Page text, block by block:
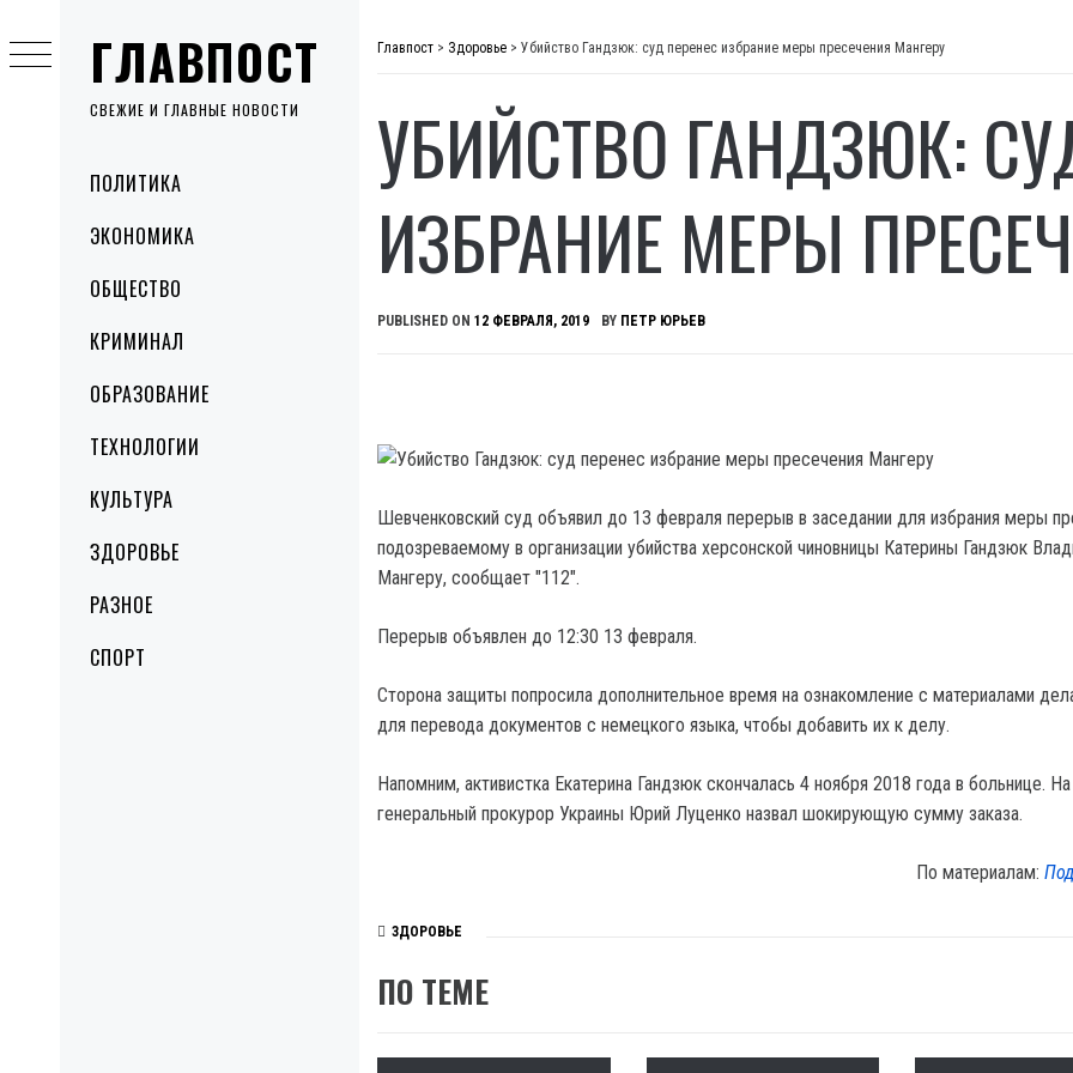
ГЛАВПОСТ
СВЕЖИЕ И ГЛАВНЫЕ НОВОСТИ
MenuПОЛИТИКА
ЭКОНОМИКА
ОБЩЕСТВО
КРИМИНАЛ
ОБРАЗОВАНИЕ
ТЕХНОЛОГИИ
КУЛЬТУРА
ЗДОРОВЬЕ
РАЗНОЕ
СПОРТ
to
content
Главпост > Здоровье > Убийство Гандзюк: суд перенес избрание меры пресечения Мангеру
УБИЙСТВО ГАНДЗЮК:
ИЗБРАНИЕ МЕРЫ
PUBLISHED ON 12 ФЕВРАЛЯ, 2019 BY ПЕТР ЮРЬЕВ
Шевченковский суд объявил до 13 февраля перерыв в заседании для избрания меры
подозреваемому в организации убийства херсонской чиновницы Катерины Гандзюк
Мангеру, сообщает "112".
Перерыв объявлен до 12:30 13 февраля.
Сторона защиты попросила дополнительное время на ознакомление с материалами
для перевода документов с немецкого языка, чтобы добавить их к делу.
Напомним, активистка Екатерина Гандзюк скончалась 4 ноября 2018 года в больнице.
генеральный прокурор Украины Юрий Луценко назвал шокирующую сумму заказа.
По материалам:
ЗДОРОВЬЕ
ПО ТЕМЕ